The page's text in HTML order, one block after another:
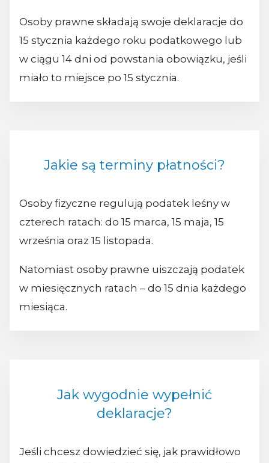
Osoby prawne składają swoje deklaracje do
15 stycznia każdego roku podatkowego lub
w ciągu 14 dni od powstania obowiązku, jeśli
miało to miejsce po 15 stycznia.
Jakie są terminy płatności?
Osoby fizyczne regulują podatek leśny w
czterech ratach: do 15 marca, 15 maja, 15
września oraz 15 listopada.
Natomiast osoby prawne uiszczają podatek
w miesięcznych ratach – do 15 dnia każdego
miesiąca.
Jak wygodnie wypełnić
deklaracje?
Jeśli chcesz dowiedzieć się, jak prawidłowo